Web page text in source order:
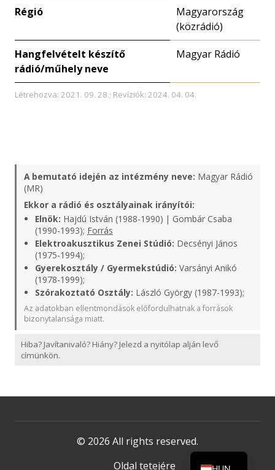
Régió
Magyarország
(közrádió)
Hangfelvételt készítő
rádió/műhely neve
Magyar Rádió
Létrehozva: 2021. 09. 28.; Revíziók: 2024. 04. 04.
A bemutató idején az intézmény neve: Magyar Rádió
(MR)
Ekkor a rádió és osztályainak irányítói:
Elnök: Hajdú István (1988-1990) | Gombár Csaba
(1990-1993); Forrás
Elektroakusztikus Zenei Stúdió: Decsényi János
(1975-1994);
Gyerekosztály / Gyermekstúdió: Varsányi Anikó
(1978-1999);
Szórakoztató Osztály: László György (1987-1993);
Az adatokban ellentmondások előfordulhatnak a források
bizonytalansága miatt.
Hiba? Javítanivaló? Hiány? Jelezd a nyitólap alján levő
címünkön.
© 2026 All rights reserved.
Oldal tetejére